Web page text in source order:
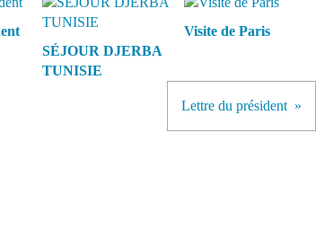
SÉJOUR DJERBA
TUNISIE
Visite de Paris
Lettre du président